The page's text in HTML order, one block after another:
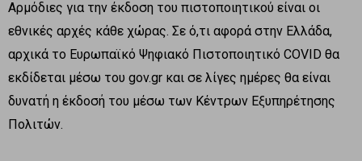
Αρμόδιες για την έκδοση του πιστοποιητικού είναι οι
εθνικές αρχές κάθε χώρας. Σε ό,τι αφορά στην Ελλάδα,
αρχικά το Ευρωπαϊκό Ψηφιακό Πιστοποιητικό COVID θα
εκδίδεται μέσω του gov.gr και σε λίγες ημέρες θα είναι
δυνατή η έκδοσή του μέσω των Κέντρων Εξυπηρέτησης
Πολιτών.